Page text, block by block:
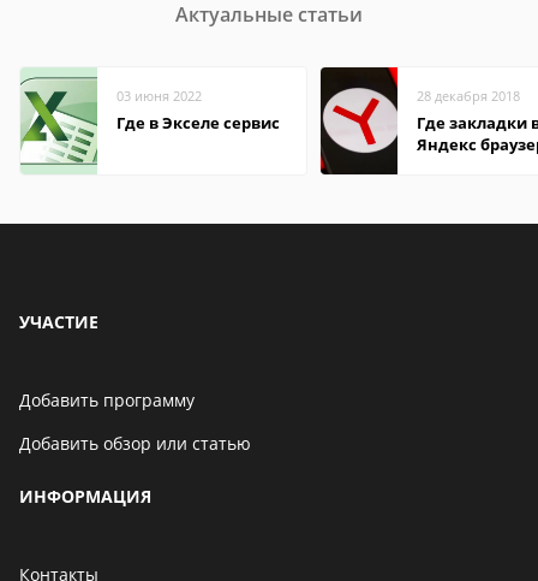
Актуальные статьи
03 июня 2022
Где в Экселе сервис
28 декабря 2018
Где закладки
Яндекс
УЧАСТИЕ
Добавить программу
Добавить обзор или статью
ИНФОРМАЦИЯ
Контакты